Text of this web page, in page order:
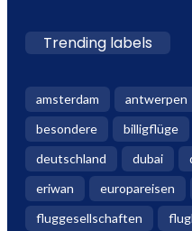
Trending labels
amsterdam antwerpen
besondere
billigflüge
deutschland
dubai
eriwan
europareisen
fluggesellschaften